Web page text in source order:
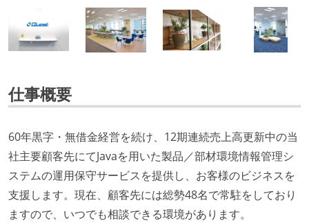
仕事概要
60年黒字・無借金経営を続け、12期連続売上高更新中の当
社主要顧客先にてJavaを用いた製品／部材環境情報管理シ
ステムの運用保守サービスを提供し、お客様のビジネスを
支援します。現在、顧客先には総勢48名で常駐をしており
ますので、いつでも相談できる環境があります。